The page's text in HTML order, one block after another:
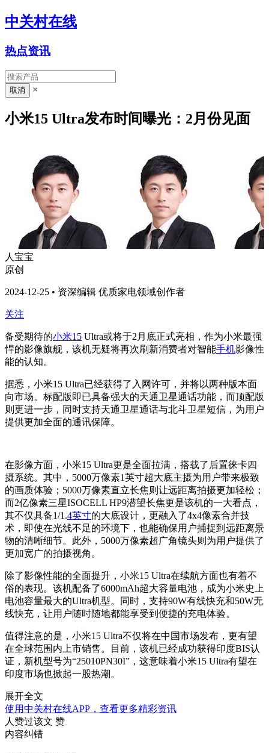
中关村在线
热点资讯
×
小米15 Ultra发布时间曝光：2月份见面
人宝宝
原创
2024-12-25 • 资深编辑 优质家电领域创作者
关注
备受期待的小米15 Ultra或将于2月底正式亮相，作为小米最强
悍的影像旗舰，该机无疑将再次刷新消费者对智能手机影像性
能的认知。
据悉，小米15 Ultra已经获得了入网许可，并将以两种版本面
向市场。标配版即已具备强大的天通卫星通话功能，而顶配版
则更进一步，同时支持天通卫星通话与北斗卫星短信，为用户
提供更加全面的通讯保障。
在影像方面，小米15 Ultra更是全面拉满，搭载了后置徕卡四
摄系统。其中，5000万像素1英寸超大底主摄为用户带来极致
的画质体验；5000万像素直立长焦则让远距离拍摄更加轻松；
而2亿像素三星ISOCELL HP9潜望长焦更是该机的一大看点，
其不仅具备1/1.4英寸的大底设计，更融入了4x4像素合并技
术，即使在光线不足的环境下，也能确保用户捕捉到远距离景
物的清晰细节。此外，5000万像素超广角镜头则为用户提供了
更加宽广的拍摄视角。
除了影像性能的全面提升，小米15 Ultra在续航方面也有着不
俗的表现。该机配备了6000mAh超大容量电池，成为小米史上
电池容量最大的Ultra机型。同时，支持90W有线快充和50W无
线快充，让用户随时随地都能享受到便捷的充电体验。
值得注意的是，小米15 Ultra不仅将在中国市场发布，更有望
在全球范围内上市销售。目前，该机已经成功获得印度BIS认
证，新机型号为“25010PN30I”，这意味着小米15 Ultra有望在
印度市场也掀起一股热潮。
展开全文
使用中关村在线APP，查看更多精彩资讯
人赞过该文 赞
内容纠错